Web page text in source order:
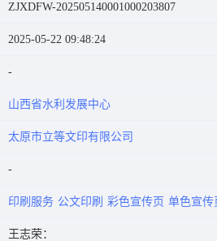
ZJXDFW-202505140001000203807
2025-05-22 09:48:24
山西省水利发展中心
太原市立等文印有限公司
印刷服务 公文印刷 彩色宣传页 单色宣传
王志荣：